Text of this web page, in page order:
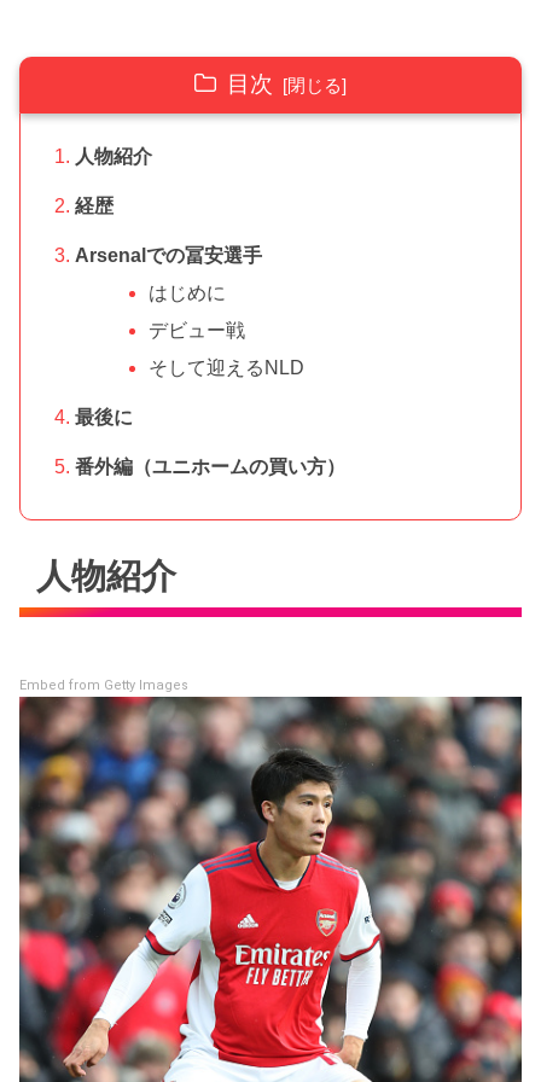
目次
人物紹介
経歴
Arsenalでの冨安選手
はじめに
デビュー戦
そして迎えるNLD
最後に
番外編（ユニホームの買い方）
人物紹介
Embed from Getty Images